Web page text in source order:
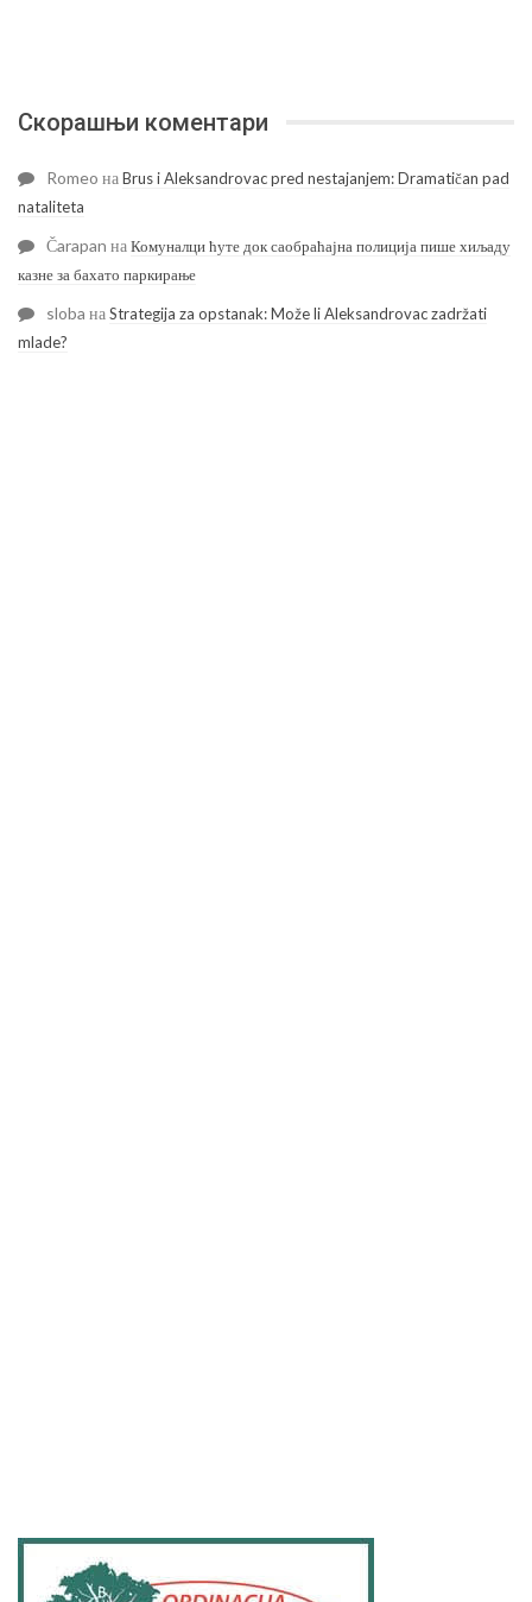
Скорашњи коментари
Romeo наBrus i Aleksandrovac pred nestajanjem: Dramatičan pad
nataliteta
Čarapan наКомуналци ћуте док саобраћајна полиција пише хиљаду
казне за бахато паркирање
sloba наStrategija za opstanak: Može li Aleksandrovac zadržati
mlade?